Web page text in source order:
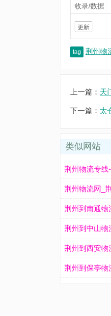
收录/数据
更新
tag 荆州物
上一篇： 天
下一篇： 太
类似网站
荆州物流专线
荆州物流网_
荆州到南通物
荆州到中山物
荆州到西安物
荆州到保亭物